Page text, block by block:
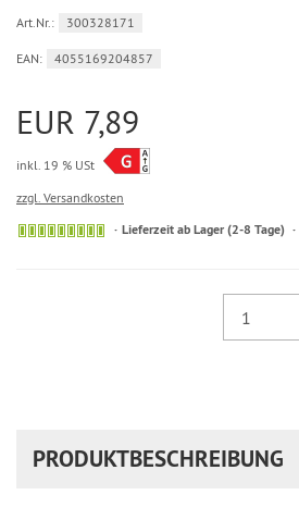
Art.Nr.: 300328171
EAN: 4055169204857
EUR 7,89
inkl. 19 % USt
zzgl. Versandkosten
Sofort
Lieferzeit ab Lager (2-8 Tage)
PRODUKTBESCHREIBUNG